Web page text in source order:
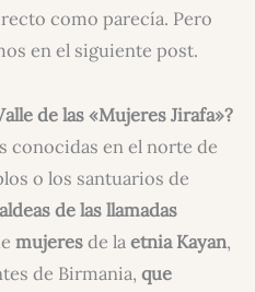
como parecía. Pero
en el siguiente post.
de las «Mujeres Jirafa»?
conocidas en el norte de
o los santuarios de
de las llamadas
mujeresde laetnia Kayan,
de Birmania, que